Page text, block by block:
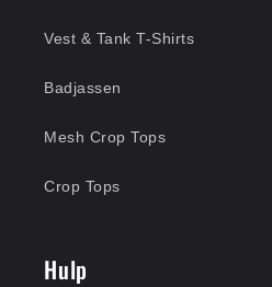
Vest & Tank T-Shirts
Badjassen
Mesh Crop Tops
Crop Tops
Hulp